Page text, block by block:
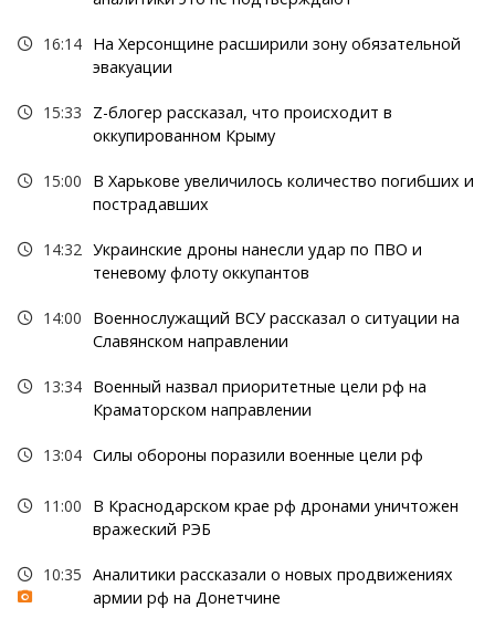
16:14 На Херсонщине расширили зону обязательной
эвакуации
15:33
Z-блогер рассказал, что происходит в
оккупированном Крыму
15:00
В Харькове увеличилось количество погибших и
пострадавших
14:32 Украинские дроны нанесли удар по ПВО и
теневому флоту оккупантов
14:00
Военнослужащий ВСУ рассказал о ситуации на
Славянском направлении
13:34 Военный назвал приоритетные цели рф на
Краматорском направлении
13:04 Силы обороны поразили военные цели рф
11:00
В Краснодарском крае рф дронами уничтожен
вражеский РЭБ
10:35 Аналитики рассказали о новых продвижениях
армии рф на Донетчине